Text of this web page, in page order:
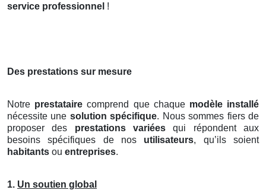
service professionnel !
Des prestations sur mesure
Notre prestataire comprend que chaque modèle installé
nécessite une solution spécifique. Nous sommes fiers de
proposer des prestations variées qui répondent aux
besoins spécifiques de nos utilisateurs, qu’ils soient
habitants ou entreprises.
1. Un soutien global